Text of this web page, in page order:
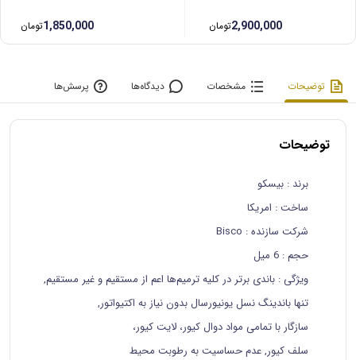
2,900,000تومان 1,850,000تومان
توضیحات مشخصات دیدگاه‌ها پرسش‌ها
توضیحات
برند : بیسکو
ساخت : امریکا
شرکت سازنده: Bisco
حجم: 6 میل
ویژگی: باندی برتر در کلیه ترمیم‌ها اعم از مستقیم و غیر مستقیم,
تنها باندینگ نسل یونیورسال بدون نیاز به اکتیواتور,
سازگار با تمامی مواد دوال کیور، لایت کیور،
سلف کیور, عدم حساسیت به رطوبت محیط